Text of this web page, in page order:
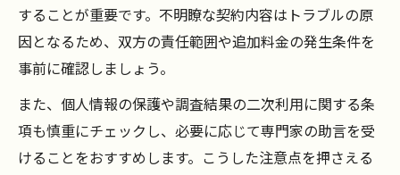
することが重要です。不明瞭な契約内容はトラブルの原
因となるため、双方の責任範囲や追加料金の発生条件を
事前に確認しましょう。
また、個人情報の保護や調査結果の二次利用に関する条
項も慎重にチェックし、必要に応じて専門家の助言を受
けることをおすすめします。こうした注意点を押さえる